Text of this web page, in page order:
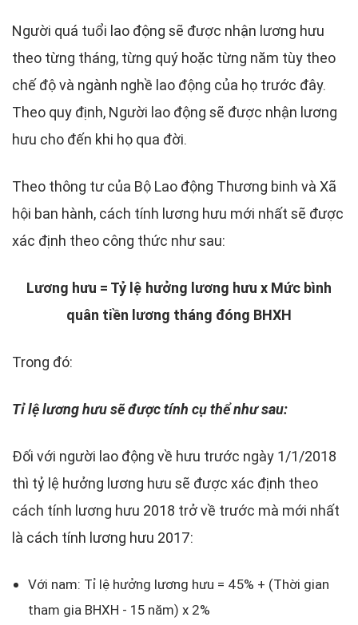
Người quá tuổi lao động sẽ được nhận lương hưu
theo từng tháng, từng quý hoặc từng năm tùy theo
chế độ và ngành nghề lao động của họ trước đây.
Theo quy định, Người lao động sẽ được nhận lương
hưu cho đến khi họ qua đời.
Theo thông tư của Bộ Lao động Thương binh và Xã
hội ban hành, cách tính lương hưu mới nhất sẽ được
xác định theo công thức như sau:
Lương hưu = Tỷ lệ hưởng lương hưu x Mức bình
quân tiền lương tháng đóng BHXH
Trong đó:
Tỉ lệ lương hưu sẽ được tính cụ thể như sau:
Đối với người lao động về hưu trước ngày 1/1/2018
thì tỷ lệ hưởng lương hưu sẽ được xác định theo
cách tính lương hưu 2018 trở về trước mà mới nhất
là cách tính lương hưu 2017:
Với nam: Tỉ lệ hưởng lương hưu = 45% + (Thời gian
tham gia BHXH - 15 năm) x 2%